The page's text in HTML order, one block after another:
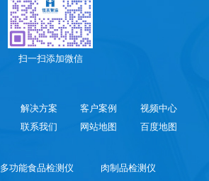
扫一扫添加微信
解决方案 客户案例
视频中心
联系我们 网站地图 百度地图
多功能食品检测仪 肉制品检测仪